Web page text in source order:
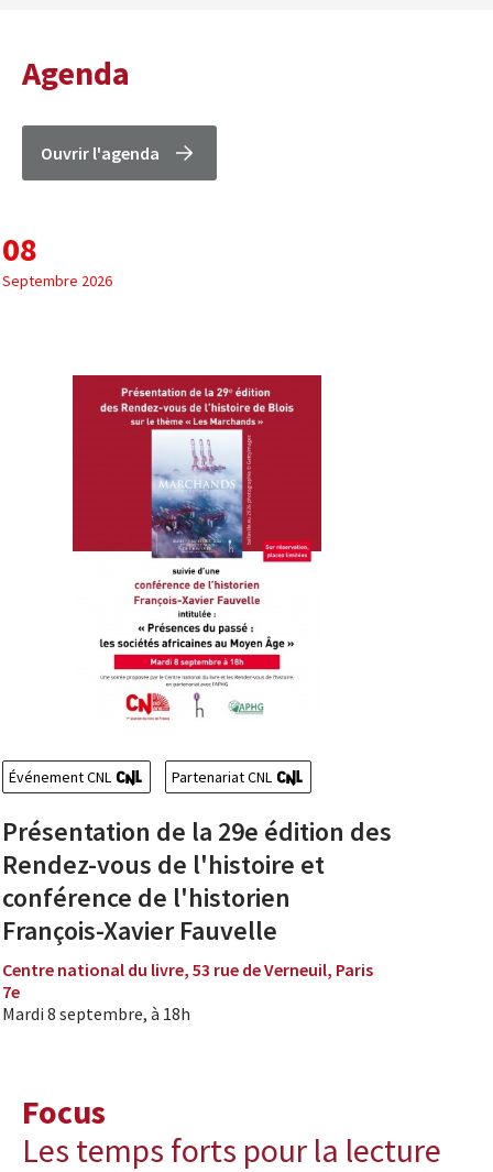
Agenda
Ouvrir l'agenda
08
Septembre 2026
Événement CNL Partenariat CNL
Présentation de la 29e édition des
Rendez-vous de l'histoire et
conférence de l'historien
François-Xavier Fauvelle
Centre national du livre, 53 rue de Verneuil, Paris
7e
Mardi 8 septembre, à 18h
Focus
Les temps forts pour la lecture